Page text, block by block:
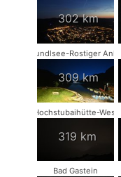
302 km
Grundlsee-Rostiger Anker
309 km
Hochstubaihütte-West
319 km
Bad Gastein